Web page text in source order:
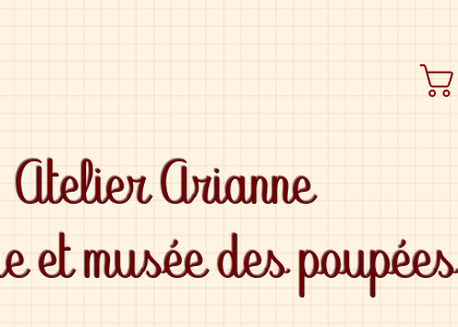
Atelier Arianne
et musée des poupées